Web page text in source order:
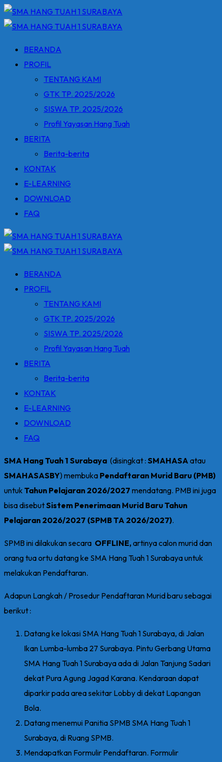
Skip
to
BERANDA
PROFIL
TENTANG KAMI
GTK TP. 2025/2026
SISWA TP. 2025/2026
Profil Yayasan Hang Tuah
BERITA
Berita-berita
KONTAK
E-LEARNING
DOWNLOAD
FAQ
BERANDA
PROFIL
TENTANG KAMI
GTK TP. 2025/2026
SISWA TP. 2025/2026
Profil Yayasan Hang Tuah
BERITA
Berita-berita
KONTAK
E-LEARNING
DOWNLOAD
FAQ
SMA Hang Tuah 1 Surabaya (disingkat : SMAHASAatau
SMAHASASBY) membuka Pendaftaran Murid Baru (PMB)
untuk Tahun Pelajaran 2026/2027 mendatang. PMB ini juga
bisa disebutSistem Penerimaan Murid Baru Tahun
Pelajaran 2026/2027 (SPMB TA 2026/2027).
SPMB ini dilakukan secara OFFLINE,artinya calon murid dan
orang tua ortu datang ke SMA Hang Tuah 1 Surabaya untuk
melakukan Pendaftaran.
Adapun Langkah / Prosedur Pendaftaran Murid baru sebagai
berikut :
Datang ke lokasi SMA Hang Tuah 1 Surabaya, di Jalan
Ikan Lumba-lumba 27 Surabaya. Pintu Gerbang Utama
SMA Hang Tuah 1 Surabaya ada di Jalan Tanjung Sadari
dekat Pura Agung Jagad Karana. Kendaraan dapat
diparkir pada area sekitar Lobby di dekat Lapangan
Bola.
Datang menemui Panitia SPMB SMA Hang Tuah 1
Surabaya, di Ruang SPMB.
Mendapatkan Formulir Pendaftaran. Formulir